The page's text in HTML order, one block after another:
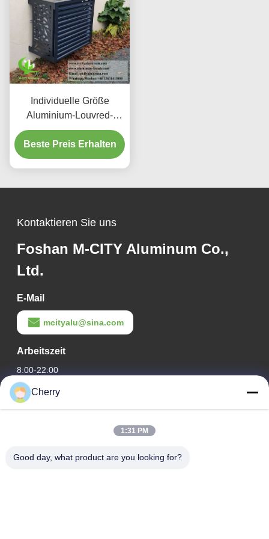
Individuelle Größe
Aluminium-Louvred-
Bildschirm-AC-Einheit-
Abdeckung mit 45°-
Winkel-Louvres und
Beste Preis Erhalten
Kontaktieren Sie uns
Foshan M-CITY Aluminum Co.,
Ltd.
E-Mail
mcityalu@sina.com
Arbeitszeit
8:00-22:00
Unsere Adresse
Hegui Industriepark, Lishui, Nanhai Foshan Guangdong PR
Cherry
1:31 PM
Good day, what product are you looking for?